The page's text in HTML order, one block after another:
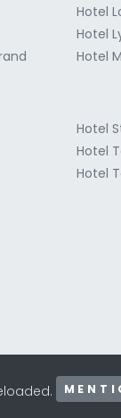
Hotel
Hotel
Hotel
Hotel
Hotel
Hotel